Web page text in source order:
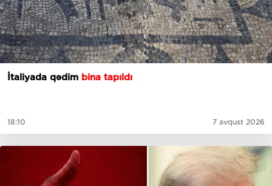
İtaliyada qədim bina tapıldı
18:10 7 avqust 2026